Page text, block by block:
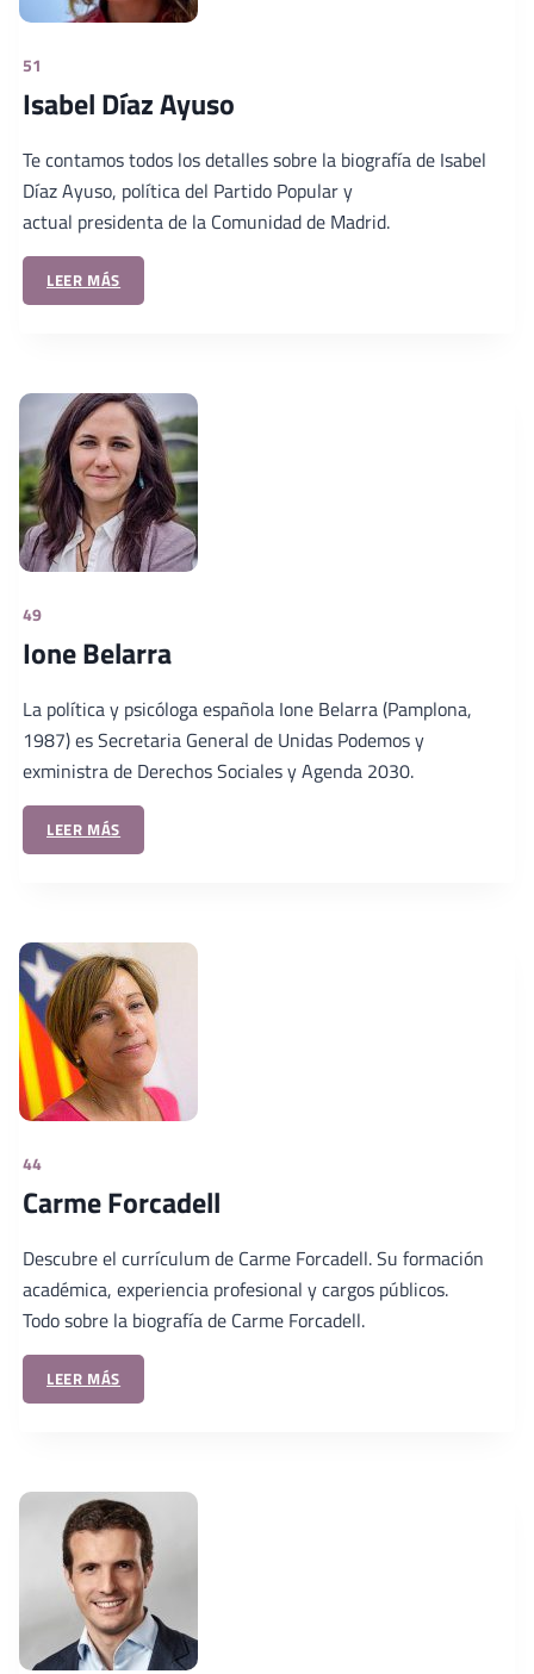
51
Isabel Díaz Ayuso
Te contamos todos los detalles sobre la biografía de Isabel
Díaz Ayuso, política del Partido Popular y
actual presidenta de la Comunidad de Madrid.
LEER MÁS
49
Ione Belarra
La política y psicóloga española Ione Belarra (Pamplona,
1987) es Secretaria General de Unidas Podemos y
exministra de Derechos Sociales y Agenda 2030.
LEER MÁS
44
Carme Forcadell
Descubre el currículum de Carme Forcadell. Su formación
académica, experiencia profesional y cargos públicos.
Todo sobre la biografía de Carme Forcadell.
LEER MÁS